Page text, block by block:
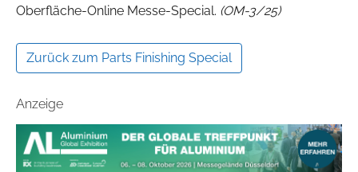
Oberfläche-Online Messe-Special. (OM-3/25)
Zurück zum Parts Finishing Special
Anzeige